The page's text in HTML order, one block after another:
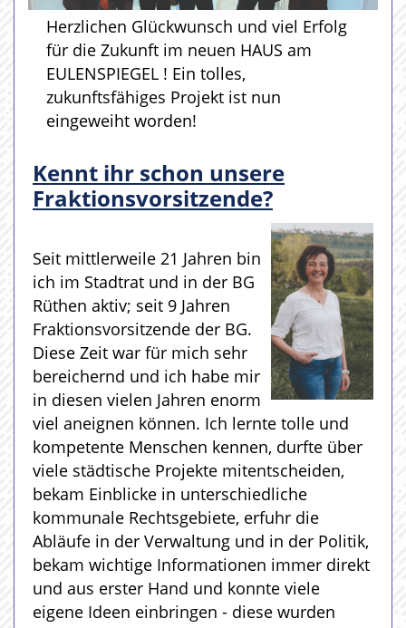
Herzlichen Glückwunsch und viel Erfolg
für die Zukunft im neuen HAUS am
EULENSPIEGEL ! Ein tolles,
zukunftsfähiges Projekt ist nun
eingeweiht worden!
Kennt ihr schon unsere
Fraktionsvorsitzende?
Seit mittlerweile 21 Jahren bin
ich im Stadtrat und in der BG
Rüthen aktiv; seit 9 Jahren
Fraktionsvorsitzende der BG.
Diese Zeit war für mich sehr
bereichernd und ich habe mir
in diesen vielen Jahren enorm
viel aneignen können. Ich lernte tolle und
kompetente Menschen kennen, durfte über
viele städtische Projekte mitentscheiden,
bekam Einblicke in unterschiedliche
kommunale Rechtsgebiete, erfuhr die
Abläufe in der Verwaltung und in der Politik,
bekam wichtige Informationen immer direkt
und aus erster Hand und konnte viele
eigene Ideen einbringen - diese wurden